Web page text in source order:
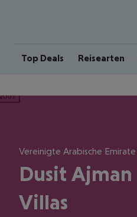
Top Deals Reisearten
Vereinigte Arabische
Dusit Ajman
Villas